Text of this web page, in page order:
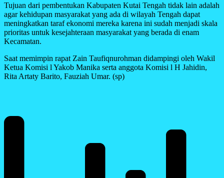
Tujuan dari pembentukan Kabupaten Kutai Tengah tidak lain adalah
agar kehidupan masyarakat yang ada di wilayah Tengah dapat
meningkatkan taraf ekonomi mereka karena ini sudah menjadi skala
prioritas untuk kesejahteraan masyarakat yang berada di enam
Kecamatan.
Saat memimpin rapat Zain Taufiqnurohman didampingi oleh Wakil
Ketua Komisi l Yakob Manika serta anggota Komisi l H Jahidin,
Rita Artaty Barito, Fauziah Umar. (sp)